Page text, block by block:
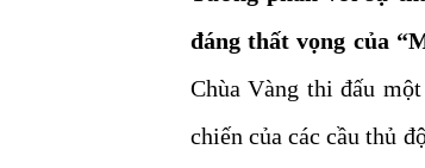
đáng thất vọng của
Chùa Vàng thi đấu
chiến của các cầu thủ